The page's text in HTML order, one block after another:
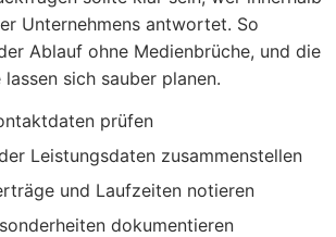
Unternehmens antwortet. So
Ablauf ohne Medienbrüche, und die
sich sauber planen.
prüfen
Leistungsdaten zusammenstellen
und Laufzeiten notieren
dokumentieren